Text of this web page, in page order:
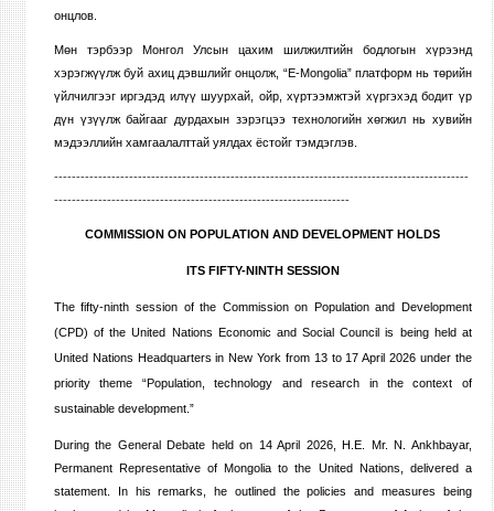
онцлов.
Мөн тэрбээр Монгол Улсын цахим шилжилтийн бодлогын хүрээнд
хэрэгжүүлж буй ахиц дэвшлийг онцолж, “E-Mongolia” платформ нь төрийн
үйлчилгээг иргэдэд илүү шуурхай, ойр, хүртээмжтэй хүргэхэд бодит үр
дүн үзүүлж байгааг дурдахын зэрэгцээ технологийн хөгжил нь хувийн
мэдээллийн хамгаалалттай уялдах ёстойг тэмдэглэв.
----------------------------------------------------------------------------------------------
-------------------------------------------------------------------
COMMISSION ON POPULATION AND DEVELOPMENT HOLDS
ITS FIFTY-NINTH SESSION
The fifty-ninth session of the Commission on Population and Development
(CPD) of the United Nations Economic and Social Council is being held at
United Nations Headquarters in New York from 13 to 17 April 2026 under the
priority theme “Population, technology and research in the context of
sustainable development.”
During the General Debate held on 14 April 2026, H.E. Mr. N. Ankhbayar,
Permanent Representative of Mongolia to the United Nations, delivered a
statement. In his remarks, he outlined the policies and measures being